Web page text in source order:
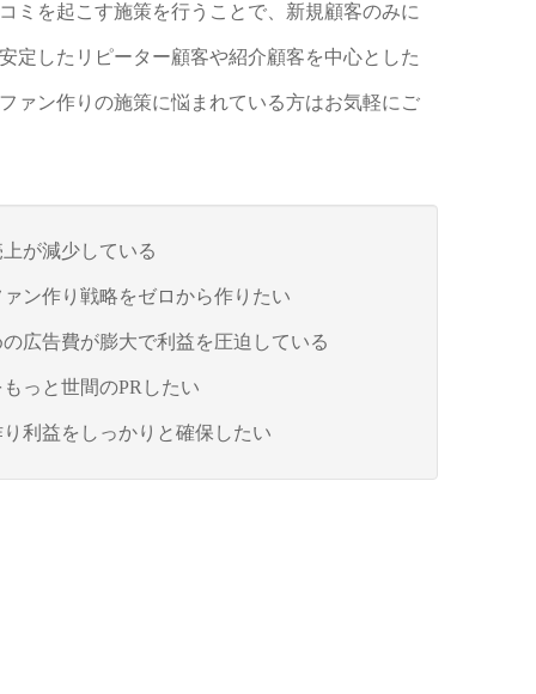
ミを起こす施策を行うことで、新規顧客のみに
定したリピーター顧客や紹介顧客を中心とした
ァン作りの施策に悩まれている方はお気軽にご
が減少している
ン作り戦略をゼロから作りたい
広告費が膨大で利益を圧迫している
っと世間のPRしたい
利益をしっかりと確保したい